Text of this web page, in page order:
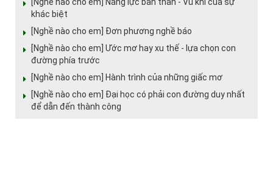
khác biệt
[Nghề nào cho em] Đơn phương nghề báo
[Nghề nào cho em] Ước mơ hay xu thế - lựa chọn con
đường phía trước
[Nghề nào cho em] Hành trình của những giấc mơ
[Nghề nào cho em] Đại học có phải con đường duy nhất
để dẫn đến thành công